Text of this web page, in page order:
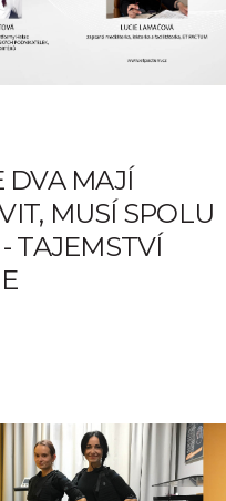
DVA MAJÍ
MUSÍ SPOLU
TAJEMSTVÍ